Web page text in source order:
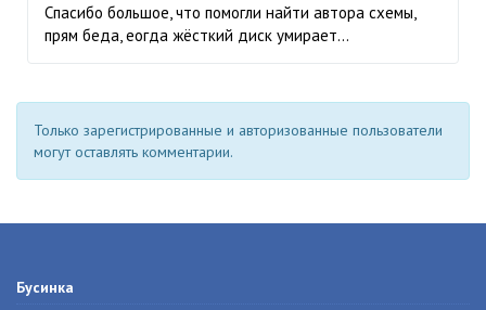
Спасибо большое, что помогли найти автора схемы,
прям беда, еогда жёсткий диск умирает…
Только зарегистрированные и авторизованные пользователи
могут оставлять комментарии.
Бусинка